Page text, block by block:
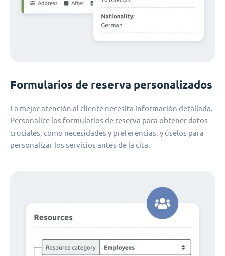
Formularios de reserva personalizados
La mejor atención al cliente necesita información detallada.
Personalice los formularios de reserva para obtener datos
cruciales, como necesidades y preferencias, y úselos para
personalizar los servicios antes de la cita.